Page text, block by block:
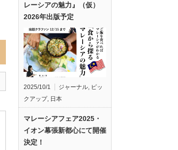
レーシアの魅力』（仮）
2026年出版予定
2025/10/1 ジャーナル, ピッ
クアップ, 日本
マレーシアフェア2025・
イオン幕張新都心にて開催
決定！